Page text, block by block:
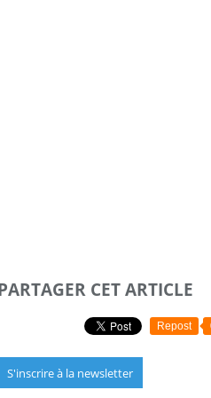
CET ARTICLE
Repost
S'inscrire à la newsletter